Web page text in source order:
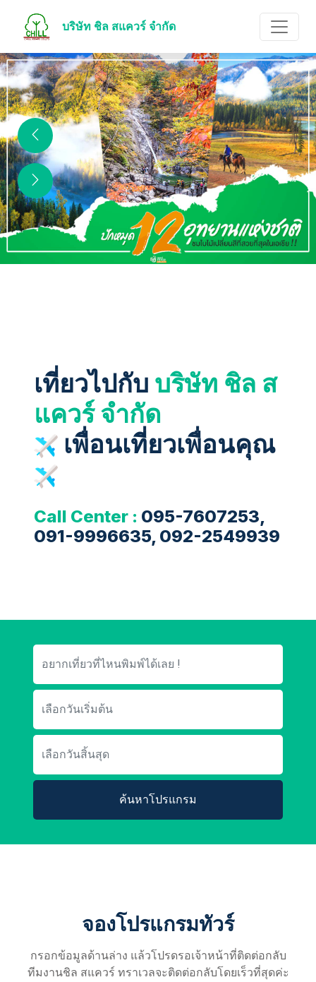
บริษัท ชิล สแควร์ จำกัด
เที่ยวไปกับ บริษัท ชิล ส
แควร์ จำกัด
เพื่อนเที่ยวเพื่อนคุณ
Call Center : 095-7607253,
091-9996635, 092-2549939
ค้นหาโปรแกรม
จองโปรแกรมทัวร์
กรอกข้อมูลด้านล่าง แล้วโปรดรอเจ้าหน้าที่ติดต่อกลับ
ทีมงานชิล สแควร์ ทราเวลจะติดต่อกลับโดยเร็วที่สุดค่ะ